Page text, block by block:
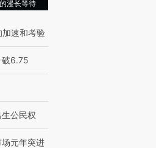
漫长等待
速和考验
破6.75
公民权
场元年突进